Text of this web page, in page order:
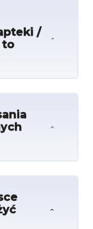
/
to